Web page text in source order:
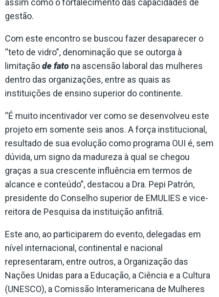
assim como o fortalecimento das capacidades de
gestão.
Com este encontro se buscou fazer desaparecer o
“teto de vidro”, denominação que se outorga à
limitaçãode fato na ascensão laboral das mulheres
dentro das organizações, entre as quais as
instituições de ensino superior do continente.
“É muito incentivador ver como se desenvolveu este
projeto em somente seis anos. A força institucional,
resultado de sua evolução como programa OUI é, sem
dúvida, um signo da madureza à qual se chegou
graças a sua crescente influência em termos de
alcance e conteúdo”, destacou a Dra. Pepi Patrón,
presidente do Conselho superior de EMULIES e vice-
reitora de Pesquisa da instituição anfitriã.
Este ano, ao participarem do evento, delegadas em
nível internacional, continental e nacional
representaram, entre outros, a Organização das
Nações Unidas para a Educação, a Ciência e a Cultura
(UNESCO), a Comissão Interamericana de Mulheres